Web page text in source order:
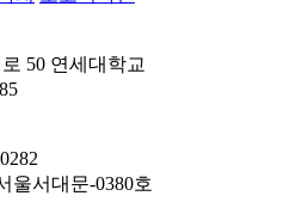
50 연세대학교
울서대문-0380호